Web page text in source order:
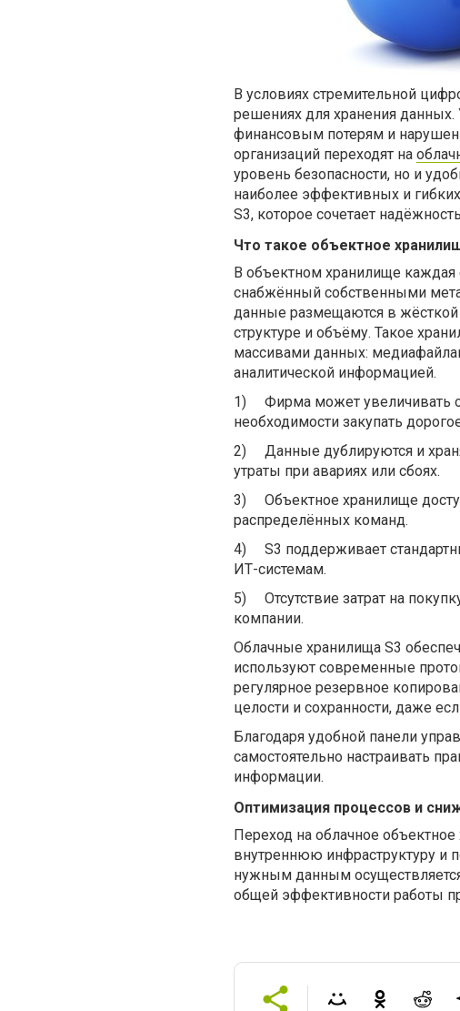
В условиях стремительной
решениях для хранения
финансовым потерям и
организаций переходят на
уровень безопасности, но и
наиболее эффективных и
S3, которое сочетает
Что такое объектное
В объектном хранилище
снабжённый собственными
данные размещаются в жёсткой
структуре и объёму. Такое
массивами данных:
аналитической информацией.
1)
Фирма может увеличивать
необходимости закупать
2)
Данные дублируются и
утраты при авариях или сбоях.
3)
Объектное хранилище
распределённых команд.
4)
S3 поддерживает
ИТ-системам.
5)
Отсутствие затрат на
компании.
Облачные хранилища S3
используют современные
регулярное резервное
целости и сохранности, даже
Благодаря удобной панели
самостоятельно настраивать
информации.
Оптимизация процессов и
Переход на облачное
внутреннюю инфраструктуру и
нужным данным
общей эффективности работы